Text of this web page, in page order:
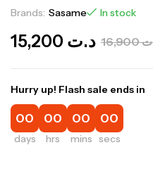
Brands: Sasame In stock
16,900 د.ت
Hurry up! Flash sale ends in
00
days
00
hrs
00
mins
00
secs